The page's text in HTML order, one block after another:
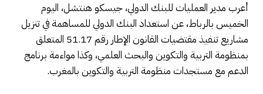
أعرب مدير العمليات للبنك الدولي، جيسكو هنتشل، اليوم
الخميس بالرباط، عن استعداد البنك الدولي للمساهمة في تنزيل
مشاريع تنفيذ مقتضيات القانون الإطار رقم 51.17 المتعلق
بمنظومة التربية والتكوين والبحث العلمي، وكذا مواءمة برنامج
الدعم مع مستجدات منظومة التربية والتكوين بالمغرب.